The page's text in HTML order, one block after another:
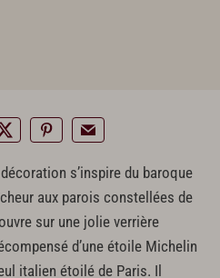
s’inspire du baroque
aux parois constellées de
sur une jolie verrière
d’une étoile Michelin
italien étoilé de Paris. Il